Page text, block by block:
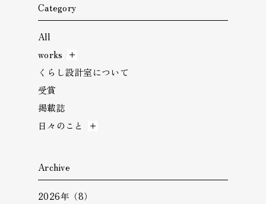
Category
All
works
くらし設計室について
受賞
掲載誌
日々のこと
Archive
2026年（8）